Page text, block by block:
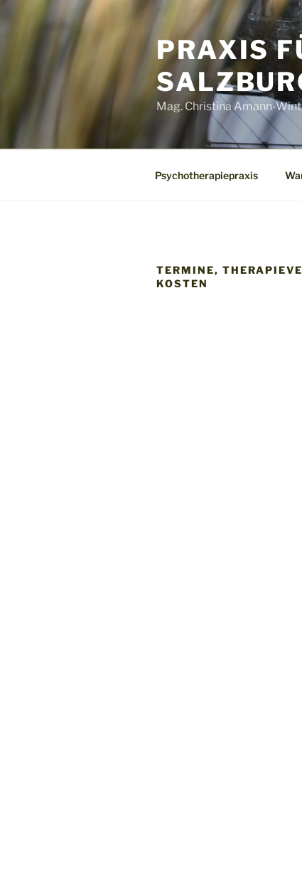
PRAXIS
Mag. Christina Amann-
Psychotherapiepraxis
TERMINE,
KOSTEN